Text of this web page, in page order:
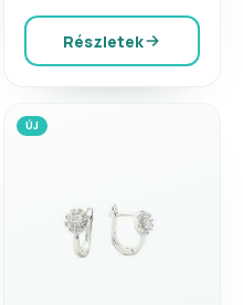
Részletek
ÚJ